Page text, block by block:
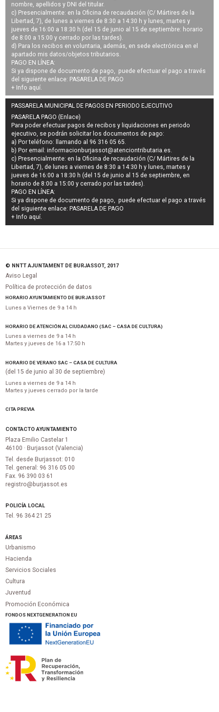
nombre, apellidos y DNI del titular.
c) Presencialmente: en la Oficina de recaudación (C/ Mártires de la
Libertad, 7), de lunes a viernes de 8:30 a 14:30 h y lunes, martes y
jueves de 16:00 a 18:30 h (del 15 de junio al 15 de septiembre: horario
de 8:00 a 15:00 y cerrado por las tardes).
d) Para los recibos en voluntaria, además, en sede electrónica en el
apartado mis datos/objetos tributarios.
PAGO EN LÍNEA:
Si ya dispone de documento de pago, puede efectuar el pago a través
del siguiente enlace: PASARELA DE PAGO
+ Info aquí.
PASSARELA MUNICIPAL DE PAGOS EN PERIODO EJECUTIVO
PASARELA PAGO (Enlace)
Para poder efectuar pagos derecibos y liquidaciones en periodo
ejecutivo, se podrán solicitar los documentos de pago:
a) Por teléfono: llamando al 96 316 05 65.
b) Por email:informacionburjassot@atenciontributaria.es.
c) Presencialmente: en la Oficina de recaudación (C/ Mártires de la
Libertad, 7), de lunes a viernes de 8:30 a 14:30 h y lunes, martes y
jueves de 16:00 a 18:30 h (del 15 de junio al 15 de septiembre, en
horario de 8:00 a 15:00 y cerrado por las tardes).
PAGO EN LÍNEA:
Si ya dispone de documento de pago, puede efectuar el pago a través
del siguiente enlace: PASARELA DE PAGO
+ Info aquí.
© NNTT AJUNTAMENT DE BURJASSOT, 2017
Aviso Legal
Política de protección de datos
HORARIO AYUNTAMIENTO DE BURJASSOT
Lunes a Viernes de 9 a 14 h
HORARIO DE ATENCIÓN AL CIUDADANO (SAC – CASA DE CULTURA)
Lunes a viernes de 9 a 14 h
Martes y jueves de 16 a 17:50 h
HORARIO DE VERANO SAC – CASA DE CULTURA
(del 15 de junio al 30 de septiembre)
Lunes a viernes de 9 a 14 h
Martes y jueves cerrado por la tarde
CITA PREVIA
CONTACTO AYUNTAMIENTO
Plaza Emilio Castelar 1
46100 · Burjassot (Valencia)
Tel. desde Burjassot: 010
Tel. general: 96 316 05 00
Fax. 96 390 03 61
registro@burjassot.es
POLICÍA LOCAL
Tel. 96 364 21 25
ÁREAS
Urbanismo
Hacienda
Servicios Sociales
Cultura
Juventud
Promoción Económica
FONDOS NEXTGENERATION EU